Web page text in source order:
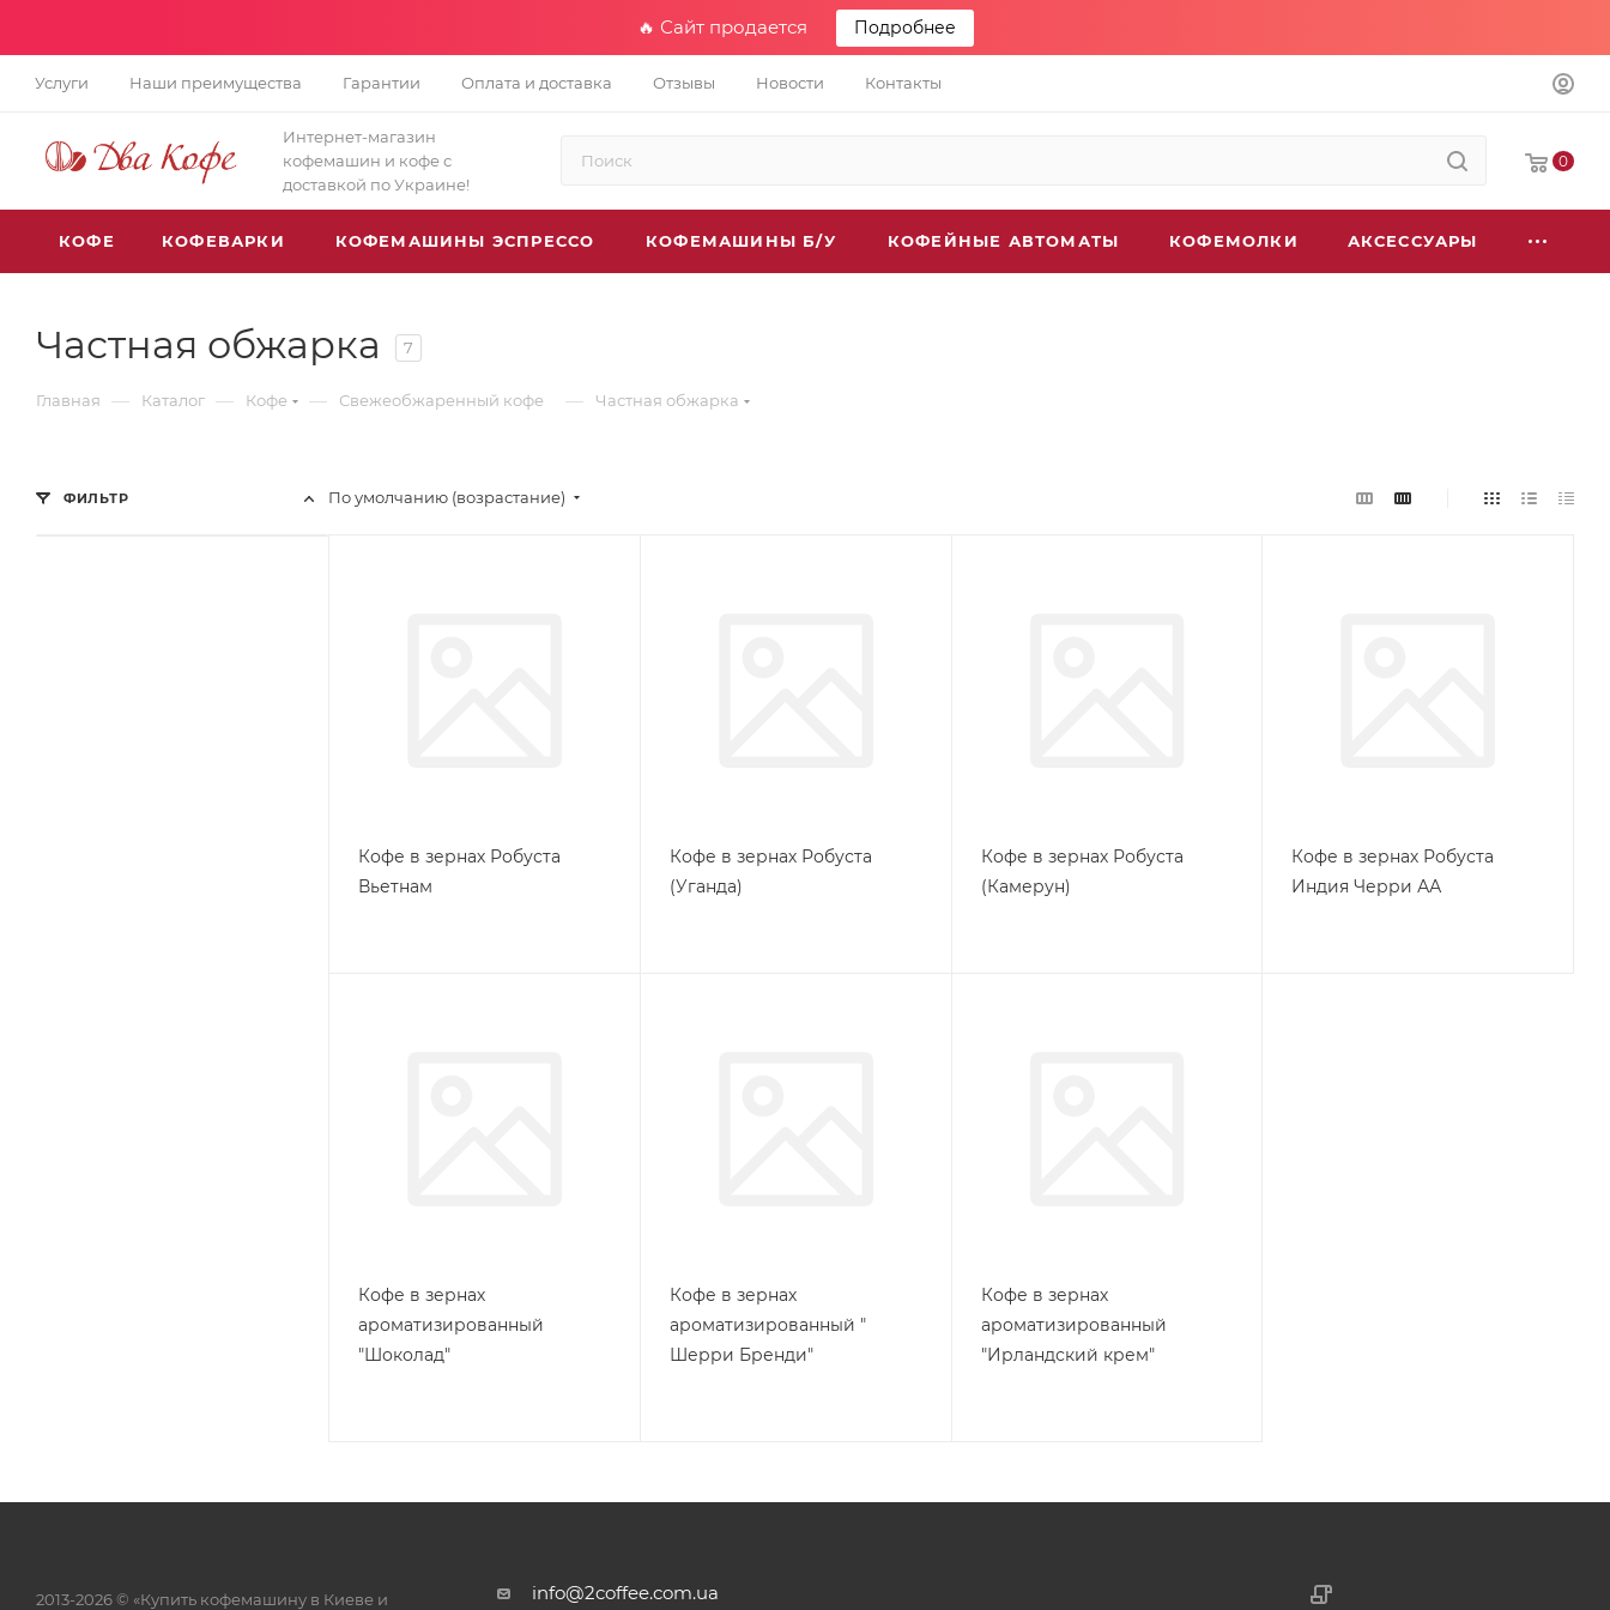
🔥 Сайт продается Подробнее
Услуги Наши преимущества Гарантии Оплата и доставка Отзывы Новости Контакты
Интернет-магазин
кофемашин и кофе с
доставкой по Украине!
0
КОФЕ КОФЕВАРКИ КОФЕМАШИНЫ ЭСПРЕССО КОФЕМАШИНЫ Б/У КОФЕЙНЫЕ АВТОМАТЫ КОФЕМОЛКИ АКСЕССУАРЫ
Частная обжарка 7
Главная — Каталог — Кофе — Свежеобжаренный кофе — Частная обжарка
По умолчанию (возрастание)
Кофе в зернах Робуста
Вьетнам
Кофе в зернах Робуста
(Уганда)
Кофе в зернах Робуста
(Камерун)
Кофе в зернах Робуста
Индия Черри АА
Кофе в зернах
ароматизированный
"Шоколад"
Кофе в зернах
ароматизированный "
Шерри Бренди"
Кофе в зернах
ароматизированный
"Ирландский крем"
ФИЛЬТР
2013-2026 © «Купить кофемашину в Киеве и info@2coffee.com.ua